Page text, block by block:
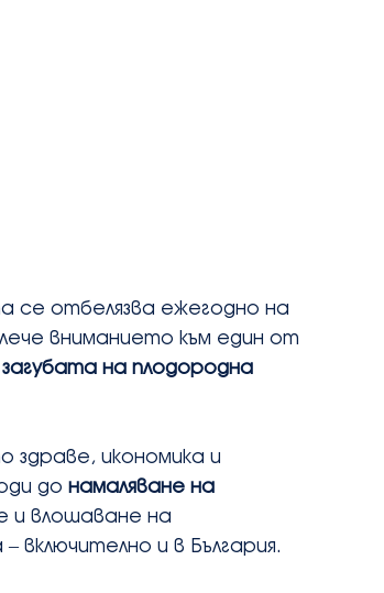
се отбелязва ежегодно на
вниманието към един от
загубата на плодородна
икономика и
до намаляване на
и влошаване на
и в България.